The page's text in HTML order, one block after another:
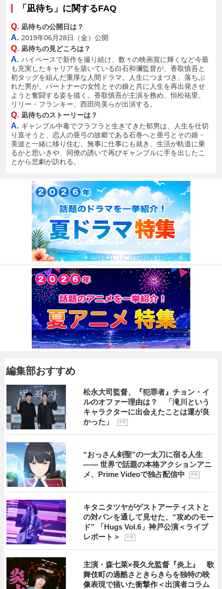
「凪待ち」に関するFAQ
Q. 凪待ちの公開日は？
A. 2019年06月28日（金）公開
Q. 凪待ちの見どころは？
A. ハイペースで新作を撮り続け、数々の映画賞に輝くなど今最
も充実したキャリアを築いている白石和彌監督が、香取慎吾と
初タッグを組んだ重厚な人間ドラマ。人生につまづき、落ちぶ
れた男が、パートナーの女性とその娘と共に人生を再出発させ
ようと奮闘する姿を描く。香取慎吾が主演を務め、恒松祐里、
リリー・フランキー、西田尚美らが出演する。
Q. 凪待ちのストーリーは？
A. ギャンブル中毒でフラフラと生きてきた郁男は、人生を仕切
り直そうと、恋人の亜弓の故郷である石巻へと亜弓とその娘・
美波と一緒に移り住む。無事に仕事にも就き、生活が軌道に乗
るかと思いきや、同僚の誘いで再びギャンブルに手を出したこ
とから悲劇が訪れる。
編集部おすすめ
松永大司監督、『犯罪者』チョン・イ
ルのオファー理由は？ 「滝川という
キャラクターに出会えたことは運が良
かった」
P R
“おっさん剣聖”の一太刀に宿る人生
―― 世界で話題の本格アクションアニ
メ、Prime Videoで独占配信中
P R
キタニタツヤがゲストアーティストと
の対バンを通して見せた、“攻めのモー
ド” 「Hugs Vol.6」神戸公演＜ライブ
レポート＞
P R
主演・森七菜×長久允監督『炎上』 歌
舞伎町の過酷さときらきらを独特の映
像表現で描いた衝撃作＜出演者コラム